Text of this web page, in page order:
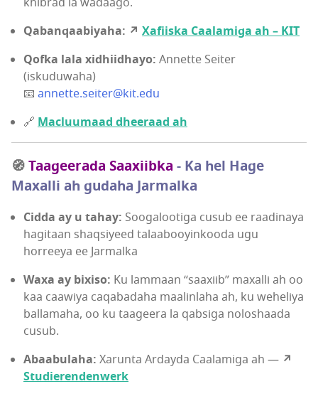
Qabanqaabiyaha: ↗ Xafiiska Caalamiga ah – KIT
Qofka lala xidhiidhayo: Annette Seiter
(iskuduwaha)
📧 annette.seiter@kit.edu
🔗 Macluumaad dheeraad ah
🧭Taageerada Saaxiibka - Ka hel Hage
Maxalli ah gudaha Jarmalka
Cidda ay u tahay: Soogalootiga cusub ee raadinaya
hagitaan shaqsiyeed talaabooyinkooda ugu
horreeya ee Jarmalka
Waxa ay bixiso: Ku lammaan “saaxiib” maxalli ah oo
kaa caawiya caqabadaha maalinlaha ah, ku weheliya
ballamaha, oo ku taageera la qabsiga noloshaada
cusub.
Abaabulaha: Xarunta Ardayda Caalamiga ah — ↗
Studierendenwerk